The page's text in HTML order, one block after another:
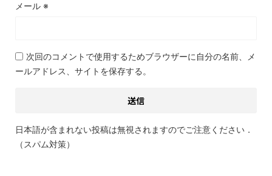
メール ※
次回のコメントで使用するためブラウザーに自分の名前、メ
ールアドレス、サイトを保存する。
日本語が含まれない投稿は無視されますのでご注意ください．
（スパム対策）